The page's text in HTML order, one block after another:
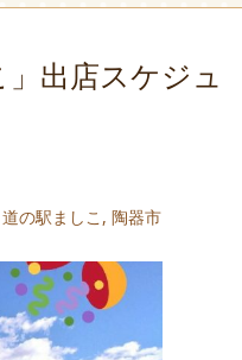
出店スケジュ
道の駅ましこ ,陶器市